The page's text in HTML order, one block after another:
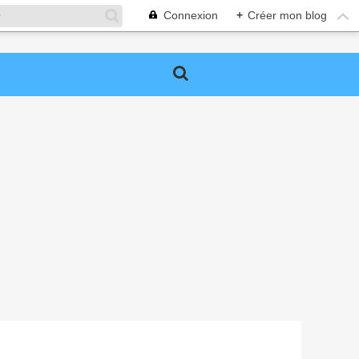
Connexion + Créer mon blog